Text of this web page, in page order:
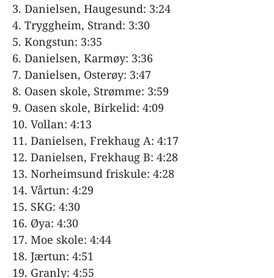
Danielsen, Haugesund: 3:24
Tryggheim, Strand: 3:30
Kongstun: 3:35
Danielsen, Karmøy: 3:36
Danielsen, Osterøy: 3:47
Oasen skole, Strømme: 3:59
Oasen skole, Birkelid: 4:09
Vollan: 4:13
Danielsen, Frekhaug A: 4:17
Danielsen, Frekhaug B: 4:28
Norheimsund friskule: 4:28
Vårtun: 4:29
SKG: 4:30
Øya: 4:30
Moe skole: 4:44
Jærtun: 4:51
Granly: 4:55